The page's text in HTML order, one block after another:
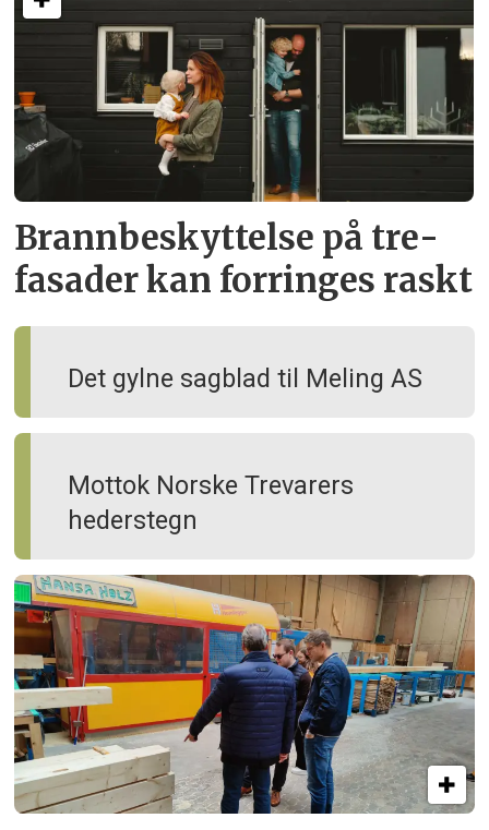
Brann­beskyttelse på tre­
fasader kan forringes raskt
Det gylne sagblad til Meling AS
Mottok Norske Trevarers
hederstegn